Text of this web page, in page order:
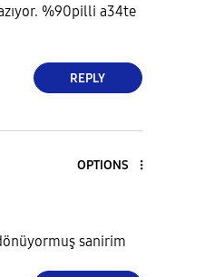
%90pilli a34te
REPLY
OPTIONS
sanirim